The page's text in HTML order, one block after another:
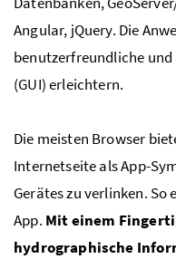
Angular, jQuery. Die
benutzerfreundliche
(GUI)erleichtern.
Die meisten Browser
Internetseite als App-
Gerätes zu verlinken. So
App. Mit einem
hydrographische